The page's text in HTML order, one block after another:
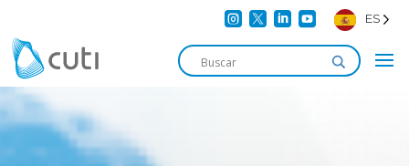
    ES